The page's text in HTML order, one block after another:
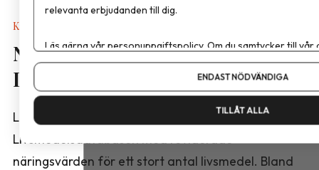
Kalkyler & Verktyg
Nya näringsvärden i
Livsmedelsdatabasen
Livsmedelsverket har publicerat en ny version av
Livsmedelsdatabasen med reviderade
näringsvärden för ett stort antal livsmedel. Bland
relevanta erbjudanden till dig.
Läs gärna vårpersonuppgiftspolicy. Om du samtycker till vår
Om du vill ändra ditt val i efterhand hittar du den möjligheten
ENDAST NÖDVÄNDIGA
TILLÅT ALLA